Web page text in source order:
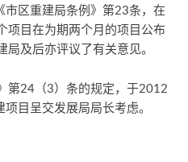
区重建局条例》第23条，在
项目在为期两个月的项目公布
及后亦评议了有关意见。
第24（3）条的规定，于2012
目呈交发展局局长考虑。